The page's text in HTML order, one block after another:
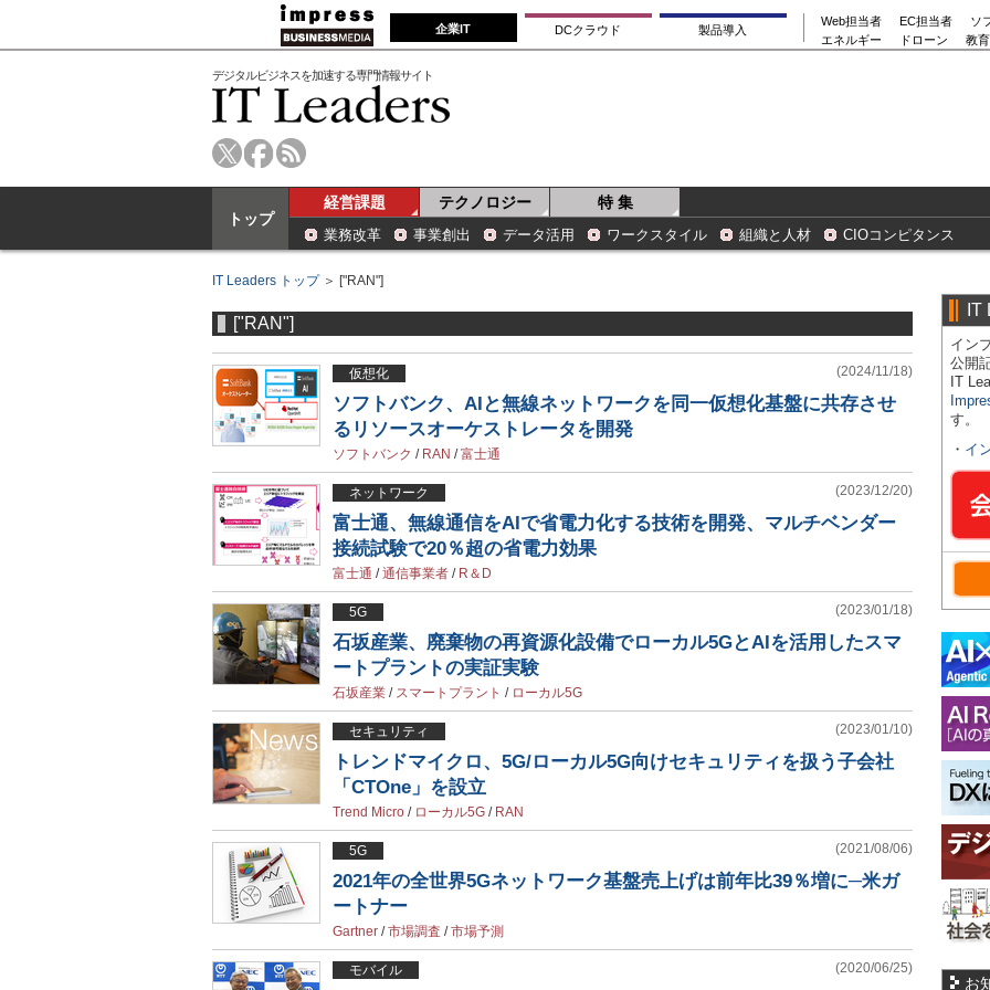
企業IT DCクラウド 製品導入
Web担当者 EC担当者
ソ
エネルギー
ドローン 教
デジタルビジネスを加速する専門情報サイト
トップ
経営課題 テクノロジー 特 集
業務改革 事業創出 データ活用 ワークスタイル 組織と人材 CIOコンピタンス
IT Leaders トップ＞ ["RAN"]
["RAN"]
仮想化 (2024/11/18)
ソフトバンク、AIと無線ネットワークを同一仮想化基盤に共存させ
るリソースオーケストレータを開発
ソフトバンク / RAN /富士通
ネットワーク (2023/12/20)
富士通、無線通信をAIで省電力化する技術を開発、マルチベンダー
接続試験で20％超の省電力効果
富士通 /通信事業者 / R＆D
5G (2023/01/18)
石坂産業、廃棄物の再資源化設備でローカル5GとAIを活用したスマ
ートプラントの実証実験
石坂産業 / スマートプラント / ローカル5G
セキュリティ (2023/01/10)
トレンドマイクロ、5G/ローカル5G向けセキュリティを扱う子会社
「CTOne」を設立
Trend Micro / ローカル5G / RAN
5G (2021/08/06)
2021年の全世界5Gネットワーク基盤売上げは前年比39％増に─米ガ
ートナー
Gartner /市場調査 /市場予測
モバイル (2020/06/25)
IT
イン
公開
IT
す。
・ イ
お